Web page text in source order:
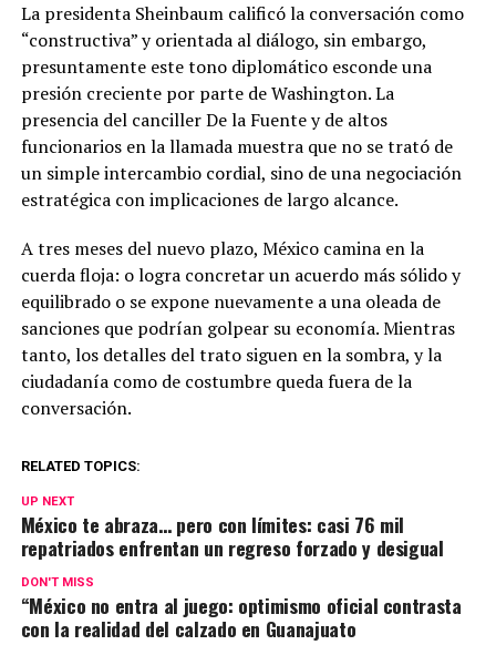
La presidenta Sheinbaum calificó la conversación como
“constructiva” y orientada al diálogo, sin embargo,
presuntamente este tono diplomático esconde una
presión creciente por parte de Washington. La
presencia del canciller De la Fuente y de altos
funcionarios en la llamada muestra que no se trató de
un simple intercambio cordial, sino de una negociación
estratégica con implicaciones de largo alcance.
A tres meses del nuevo plazo, México camina en la
cuerda floja: o logra concretar un acuerdo más sólido y
equilibrado o se expone nuevamente a una oleada de
sanciones que podrían golpear su economía. Mientras
tanto, los detalles del trato siguen en la sombra, y la
ciudadanía como de costumbre queda fuera de la
conversación.
RELATED TOPICS:
UP NEXT
México te abraza… pero con límites: casi 76 mil
repatriados enfrentan un regreso forzado y desigual
DON'T MISS
“México no entra al juego: optimismo oficial contrasta
con la realidad del calzado en Guanajuato